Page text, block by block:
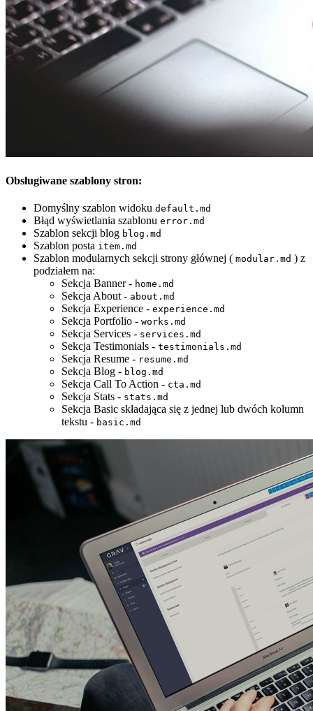
Obsługiwane szablony stron:
Domyślny szablon widoku default.md
Błąd wyświetlania szablonu error.md
Szablon sekcji blog blog.md
Szablon posta item.md
Szablon modularnych sekcji strony głównej ( modular.md ) z
podziałem na:
Sekcja Banner - home.md
Sekcja About - about.md
Sekcja Experience - experience.md
Sekcja Portfolio - works.md
Sekcja Services - services.md
Sekcja Testimonials - testimonials.md
Sekcja Resume - resume.md
Sekcja Blog - blog.md
Sekcja Call To Action - cta.md
Sekcja Stats - stats.md
Sekcja Basic składająca się z jednej lub dwóch kolumn
tekstu - basic.md